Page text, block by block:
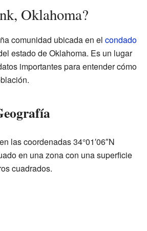
Oklahoma?
comunidad ubicada en el condado
estado de Oklahoma. Es un lugar
importantes para entender cómo
las coordenadas 34°01′06″N
en una zona con una superficie
cuadrados.